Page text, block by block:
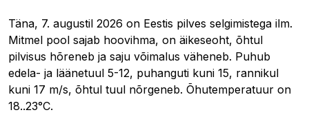
Täna, 7. augustil 2026 on Eestis pilves selgimistega ilm.
Mitmel pool sajab hoovihma, on äikeseoht, õhtul
pilvisus hõreneb ja saju võimalus väheneb. Puhub
edela- ja läänetuul 5-12, puhanguti kuni 15, rannikul
kuni 17 m/s, õhtul tuul nõrgeneb. Õhutemperatuur on
18..23°C.